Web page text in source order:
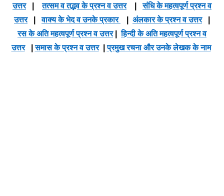
उत्तर|तत्सम व तद्भव के प्रश्न व उत्तर|संधि के महत्वपूर्ण प्रश्न व
उत्तर|वाक्य के भेद व उनके प्रकार अंलकार के प्रश्न व उत्तर|
रस के अति महत्वपूर्ण प्रश्न व उत्तर|हिन्दी के अति महत्वपूर्ण प्रश्न व
उत्तर|समास के प्रश्न व उत्तर|प्रमुख रचना और उनके लेखक के नाम